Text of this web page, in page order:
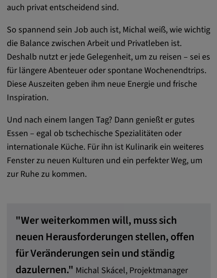
auch privat entscheidend sind.
So spannend sein Job auch ist, Michal weiß, wie wichtig
die Balance zwischen Arbeit und Privatleben ist.
Deshalb nutzt er jede Gelegenheit, um zu reisen – sei es
für längere Abenteuer oder spontane Wochenendtrips.
Diese Auszeiten geben ihm neue Energie und frische
Inspiration.
Und nach einem langen Tag? Dann genießt er gutes
Essen – egal ob tschechische Spezialitäten oder
internationale Küche. Für ihn ist Kulinarik ein weiteres
Fenster zu neuen Kulturen und ein perfekter Weg, um
zur Ruhe zu kommen.
"Wer weiterkommen will, muss sich
neuen Herausforderungen stellen, offen
für Veränderungen sein und ständig
dazulernen." Michal Skácel, Projektmanager